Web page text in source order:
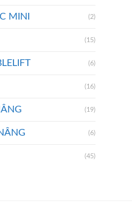
MINI (2)
(15)
(6)
(16)
(19)
(6)
(45)